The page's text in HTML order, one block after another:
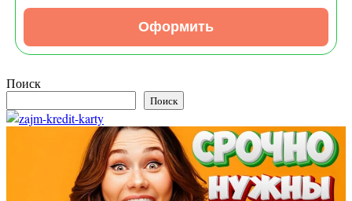
Оформить
Поиск
Поиск